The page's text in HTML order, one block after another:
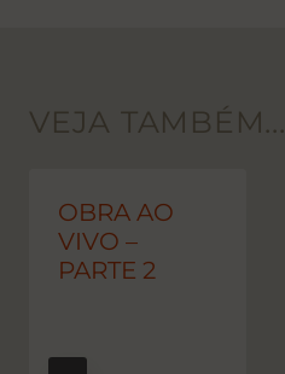
VEJA TAMBÉM...
OBRA AO
VIVO –
PARTE 2